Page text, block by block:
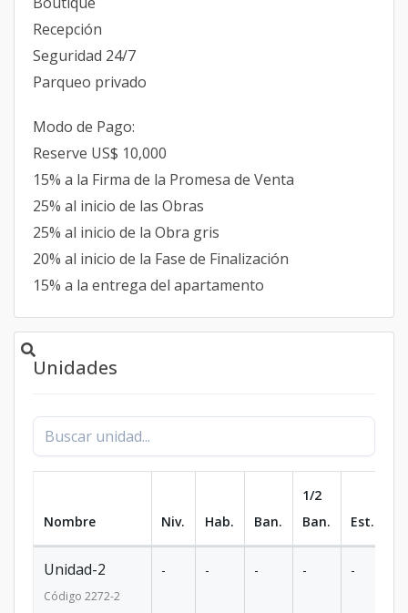
Recepción
Seguridad 24/7
Parqueo privado
Modo de Pago:
Reserve US$ 10,000
15% a la Firma de la Promesa de Venta
25% al inicio de las Obras
25% al inicio de la Obra gris
20% al inicio de la Fase de Finalización
15% a la entrega del apartamento
Unidades
Nombre Niv. Hab. Ban.
1/2
Ban.
Est.
Unidad-2
Código 2272-2
- - - - -